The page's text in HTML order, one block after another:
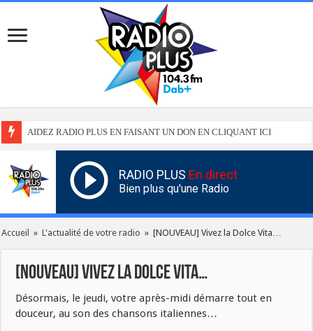
AIDEZ RADIO PLUS EN FAISANT UN DON EN CLIQUANT ICI
RADIO PLUS En direct
Bien plus qu'une Radio
Accueil » L'actualité de votre radio » [NOUVEAU] Vivez la Dolce Vita…
[NOUVEAU] Vivez la Dolce Vita…
Désormais, le jeudi, votre après-midi démarre tout en
douceur, au son des chansons italiennes…